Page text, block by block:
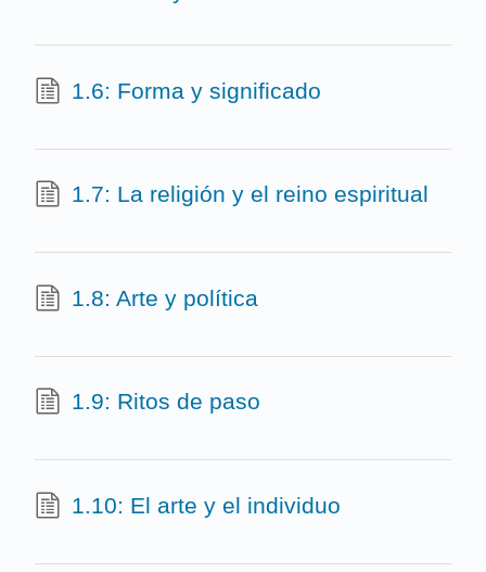
1.6: Forma y significado
1.7: La religión y el reino espiritual
1.8: Arte y política
1.9: Ritos de paso
1.10: El arte y el individuo